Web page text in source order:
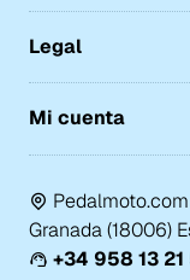
Legal
Mi cuenta
Granada (18006)
+34 958 13 21